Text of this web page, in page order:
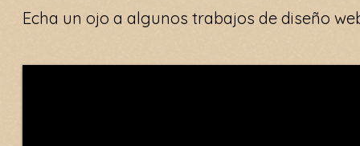
Echa un ojo a algunos trabajos de diseño